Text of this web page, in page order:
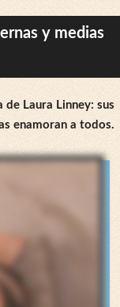
y medias
de Laura Linney: sus
enamoran a todos.